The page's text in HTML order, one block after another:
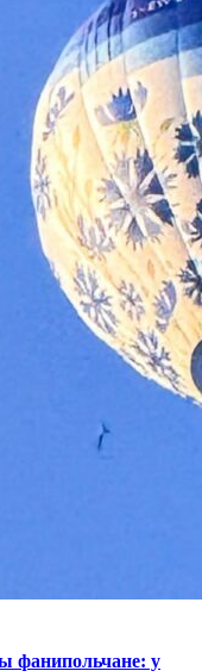
фанипольчане: у